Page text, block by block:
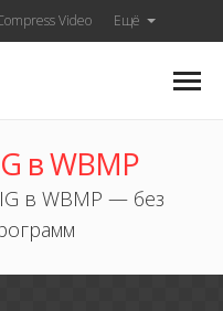
Video Ещё
в WBMP
в WBMP — без